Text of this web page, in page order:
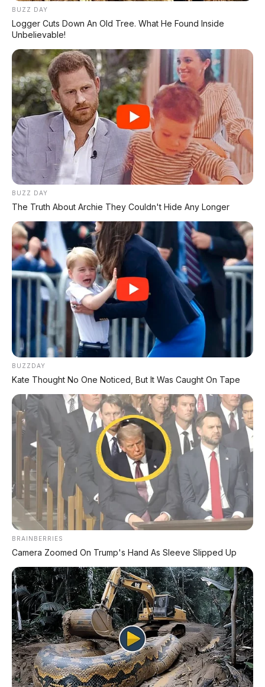
Ini menunjukkan GWM serius memberikan
pilihan kepada konsumen : listrik murni (EV), hybrid
tersedia dalam satu model.
📏 Dimensi: SUV Kompak dengan
Kabin Luas
Ora 5 memiliki panjang 4.471 mm, lebar 1.833 mm,
tinggi 1.641 mm, dengan jarak sumbu roda 2.720
mm. Ukurannya setara dengan Honda CR-V atau Mazda
CX-5, tapi dengan harga yang jauh lebih murah.
Ground clearance 175 mm– cukup tinggi untuk
Bobot berkisar 1.440 - 1.665 kg, tergantung varian.
🛋️ Interior: Layar 15,6 Inci + ADAS
L2+
Interior Ora 5 mengusung
layar tengah 15,6 inci
(atau 14,6 inci)
plus panel instrumen digital 10,25
inci. Sistem operasinya
Coffee OS 3dengan dukungan
Coffee Pilot 3 OSuntuk fitur ADAS.
Fitur ADAS level L2+mencakupNavigate on
tol dan perkotaan. Yang unik:memori parkir hingga
3 km di basement parkir– mobil bisa parkir sendiri
di tempat parkir yang sudah direkam sebelumnya.
LiDAR opsional
tersedia, dan GWM mengklaim Ora 5
adalah mobil termurah di China yang
menawarkan sensor LiDAR. Tuas transmisi
ditempatkan di kolom setir, membuat konsol tengah
bersih dan lega.
📰 Baca Juga:
⚡ Lexus LFA EV
Supercar listrik 700 km dengan baterai solid-
state
🔥 Li Auto L9 Livis
SUV China dengan 4 LiDAR dan jarak 1.650 km
BUZZ DAY
Logger Cuts Down An Old Tree. What He Found Inside
Unbelievable!
BUZZ DAY
The Truth About Archie They Couldn't Hide Any Longer
BUZZDAY
Kate Thought No One Noticed, But It Was Caught On Tape
BRAINBERRIES
Camera Zoomed On Trump's Hand As Sleeve Slipped Up